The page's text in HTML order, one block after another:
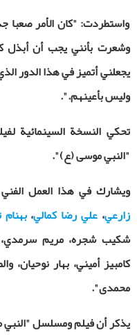
واستطردت: "كان الأمر صعبا
وشعرت بأنني يجب أن أبذل
يجعلني أتميز في هذا الدور
وليس بأعينهم.".
تحكي النسخة السينمائية
"النبي موسى (ع)".
ويشارك في هذا العمل
زارعي،علي رضا کمالي،
شكيب شجره، مريم سرمدي،
كامبيز أميني، بهار
محمدی".
يذكر أن فيلم ومسلسل